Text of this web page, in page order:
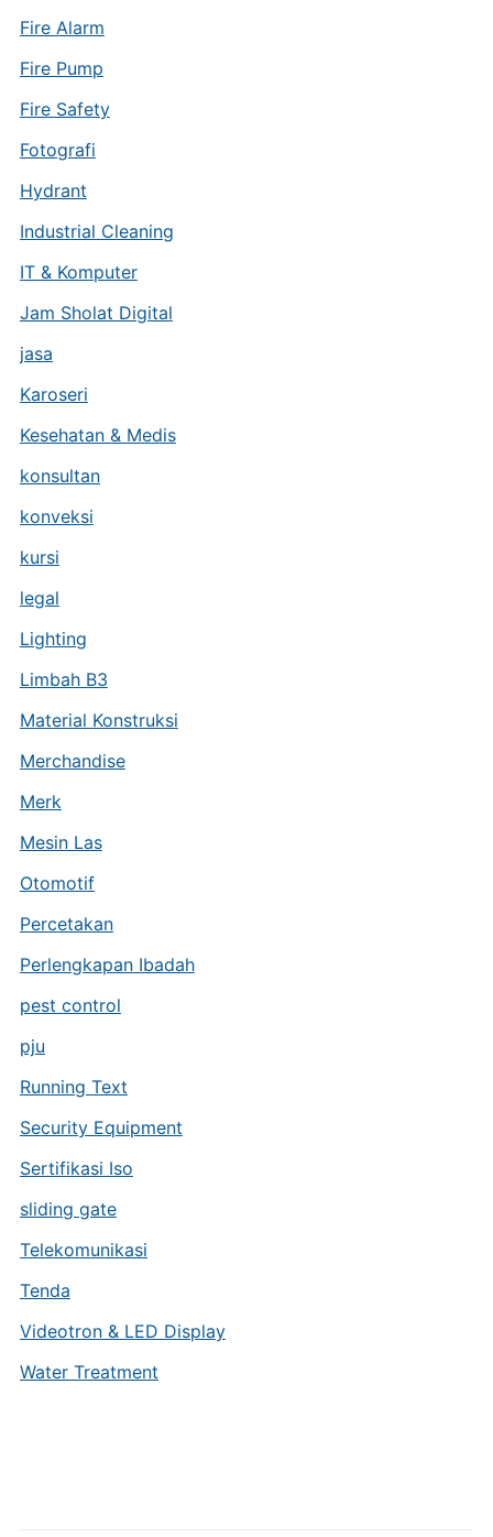
Fire Alarm
Fire Pump
Fire Safety
Fotografi
Hydrant
Industrial Cleaning
IT & Komputer
Jam Sholat Digital
jasa
Karoseri
Kesehatan & Medis
konsultan
konveksi
kursi
legal
Lighting
Limbah B3
Material Konstruksi
Merchandise
Merk
Mesin Las
Otomotif
Percetakan
Perlengkapan Ibadah
pest control
pju
Running Text
Security Equipment
Sertifikasi Iso
sliding gate
Telekomunikasi
Tenda
Videotron & LED Display
Water Treatment